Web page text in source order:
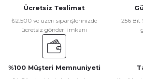
Ürün resmi kalitesiz, bozuk veya
Ürün açıklamasında eksik bilgiler
Ürün bilgilerinde hatalar bulunuyor.
Ürün fiyatı diğer sitelerden daha pahalı.
Ücretsiz Teslimat
₺2.500 ve üzeri siparişlerinizde
ücretsiz gönderi imkanı
256 Bit
%100 Müşteri Memnuniyeti